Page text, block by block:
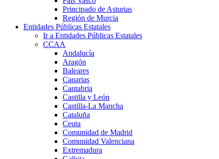
Principado de Asturias
Región de Murcia
Entidades Públicas Estatales
Ir a Entidades Públicas Estatales
CCAA
Andalucía
Aragón
Baleares
Canarias
Cantabria
Castilla y León
Castilla-La Mancha
Cataluña
Ceuta
Comunidad de Madrid
Comunidad Valenciana
Extremadura